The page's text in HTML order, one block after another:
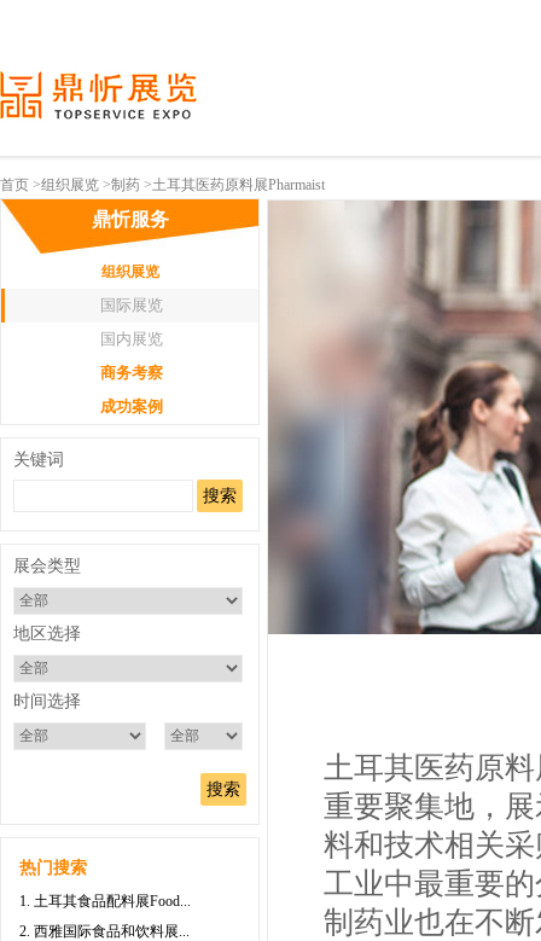
首页 >组织展览 >制药 >土耳其医药原料展Pharmaist
鼎忻服务
组织展览
国际展览
国内展览
商务考察
成功案例
关键词
展会类型
地区选择
时间选择
热门搜索
1. 土耳其食品配料展Food...
2. 西雅国际食品和饮料展...
土耳其医药原
重要聚集地，
料和技术相关
工业中最重要
制药业也在不